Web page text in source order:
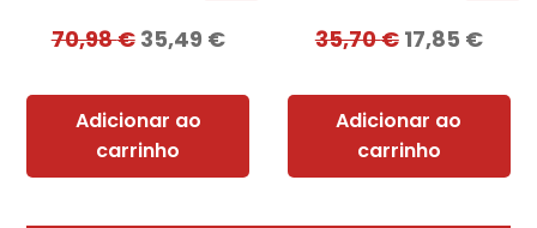
70,98€ 35,49 €
Adicionar ao
carrinho
35,70€ 17,85 €
Adicionar ao
carrinho